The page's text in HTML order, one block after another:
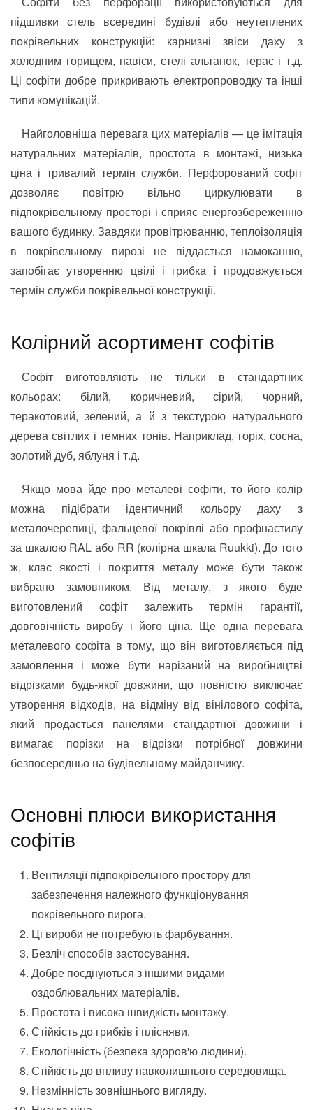
підшивки стель всередині будівлі або неутеплених
покрівельних конструкцій: карнизні звіси даху з
холодним горищем, навіси, стелі альтанок, терас і т.д.
Ці софіти добре прикривають електропроводку та інші
типи комунікацій.
Найголовніша перевага цих матеріалів — це імітація
натуральних матеріалів, простота в монтажі, низька
ціна і тривалий термін служби. Перфорований софіт
дозволяє повітрю вільно циркулювати в
підпокрівельному просторі і сприяє енергозбереженню
вашого будинку. Завдяки провітрюванню, теплоізоляція
в покрівельному пирозі не піддається намоканню,
запобігає утворенню цвілі і грибка і продовжується
термін служби покрівельної конструкції.
Колірний асортимент софітів
Софіт виготовляють не тільки в стандартних
кольорах: білий, коричневий, сірий, чорний,
теракотовий, зелений, а й з текстурою натурального
дерева світлих і темних тонів. Наприклад, горіх, сосна,
золотий дуб, яблуня і т.д.
Якщо мова йде про металеві софіти, то його колір
можна підібрати ідентичний кольору даху з
металочерепиці, фальцевої покрівлі або профнастилу
за шкалою RAL або RR (колірна шкала Ruukki). До того
ж, клас якості і покриття металу може бути також
вибрано замовником. Від металу, з якого буде
виготовлений софіт залежить термін гарантії,
довговічність виробу і його ціна. Ще одна перевага
металевого софіта в тому, що він виготовляється під
замовлення і може бути нарізаний на виробництві
відрізками будь-якої довжини, що повністю виключає
утворення відходів, на відміну від вінілового софіта,
який продається панелями стандартної довжини і
вимагає порізки на відрізки потрібної довжини
безпосередньо на будівельному майданчику.
Основні плюси використання
софітів
Вентиляції підпокрівельного простору для
забезпечення належного функціонування
покрівельного пирога.
Ці вироби не потребують фарбування.
Безліч способів застосування.
Добре поєднуються з іншими видами
оздоблювальних матеріалів.
Простота і висока швидкість монтажу.
Стійкість до грибків і плісняви.
Екологічність (безпека здоров'ю людини).
Стійкість до впливу навколишнього середовища.
Незмінність зовнішнього вигляду.